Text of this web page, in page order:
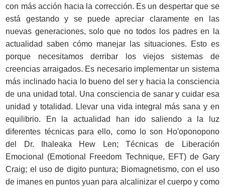
con más acción hacia la corrección. Es un despertar que se
está gestando y se puede apreciar claramente en las
nuevas generaciones, solo que no todos los padres en la
actualidad saben cómo manejar las situaciones. Esto es
porque necesitamos derribar los viejos sistemas de
creencias arraigados. Es necesario implementar un sistema
más inclinado hacia lo bueno del ser y hacia la consciencia
de una unidad total. Una consciencia de sanar y cuidar esa
unidad y totalidad. Llevar una vida integral más sana y en
equilibrio. En la actualidad han ido saliendo a la luz
diferentes técnicas para ello, como lo son Ho'oponopono
del Dr. Ihaleaka Hew Len; Técnicas de Liberación
Emocional (Emotional Freedom Technique, EFT) de Gary
Craig; el uso de digito puntura; Biomagnetismo, con el uso
de imanes en puntos yuan para alcalinizar el cuerpo y como